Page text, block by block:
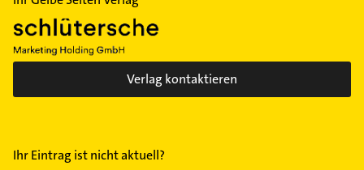
Verlag kontaktieren
Ihr Eintrag ist nicht aktuell?